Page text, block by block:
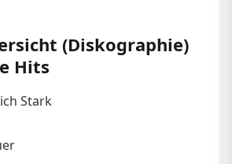
(Diskographie)
Hits
Stark